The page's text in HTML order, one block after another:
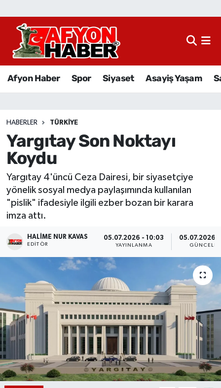
Afyon Haber Spor Siyaset Asayiş Yaşam
HABERLER TÜRKIYE
Yargıtay Son Noktayı
Koydu
Yargıtay 4'üncü Ceza Dairesi, bir siyasetçiye
yönelik sosyal medya paylaşımında kullanılan
"pislik" ifadesiyle ilgili ezber bozan bir karara
imza attı.
HALIME NUR KAVAS
EDITÖR
05.07.2026 - 10:03
YAYINLANMA
05.07.2026 -
Afyon Haber
Sağlık
Eğitim
Sivil Toplum
Ekonomi
Magazin
Etkinlikler